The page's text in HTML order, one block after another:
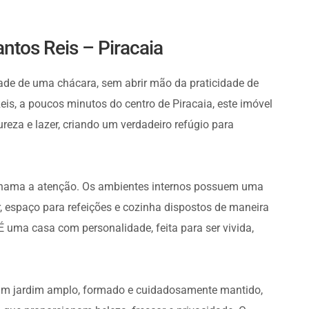
Reis – Piracaia
de uma chácara, sem abrir mão da praticidade de
a poucos minutos do centro de Piracaia, este imóvel
e lazer, criando um verdadeiro refúgio para
a atenção. Os ambientes internos possuem uma
para refeições e cozinha dispostos de maneira
casa com personalidade, feita para ser vivida,
jardim amplo, formado e cuidadosamente mantido,